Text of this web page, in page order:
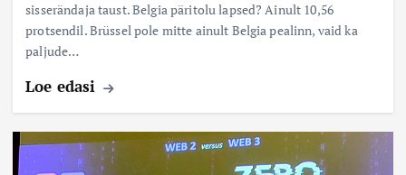
sisserändaja taust. Belgia päritolu lapsed? Ainult 10,56
protsendil. Brüssel pole mitte ainult Belgia pealinn, vaid ka
paljude…
Loe edasi